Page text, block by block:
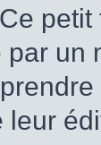
petit
par un
leur